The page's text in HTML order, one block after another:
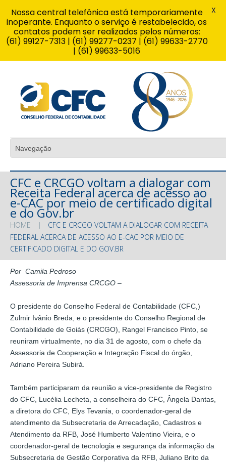
CFC e CRCGO voltam a dialogar com
Receita Federal acerca de acesso ao
e-CAC por meio de certificado digital
e do Gov.br
HOME
CFC E CRCGO VOLTAM A DIALOGAR COM RECEITA
FEDERAL ACERCA DE ACESSO AO E-CAC POR MEIO DE
CERTIFICADO DIGITAL E DO GOV.BR
Por Camila Pedroso
Assessoria de Imprensa CRCGO –
O presidente do Conselho Federal de Contabilidade (CFC,)
Zulmir Ivânio Breda, e o presidente do Conselho Regional de
Contabilidade de Goiás (CRCGO), Rangel Francisco Pinto, se
reuniram virtualmente, no dia 31 de agosto, com o chefe da
Assessoria de Cooperação e Integração Fiscal do órgão,
Adriano Pereira Subirá.
Também participaram da reunião a vice-presidente de Registro
do CFC, Lucélia Lecheta, a conselheira do CFC, Ângela Dantas,
a diretora do CFC, Elys Tevania, o coordenador-geral de
atendimento da Subsecretaria de Arrecadação, Cadastros e
Atendimento da RFB, José Humberto Valentino Vieira, e o
coordenador-geral de tecnologia e segurança da informação da
Subsecretaria de Gestão Corporativa da RFB, Juliano Brito da
Nossa central telefônica está temporariamente
inoperante. Enquanto o serviço é restabelecido, os
contatos podem ser realizados pelos números:
(61) 99127-7313 | (61) 99277-0237 | (61) 99633-2770
| (61) 99633-5016
X